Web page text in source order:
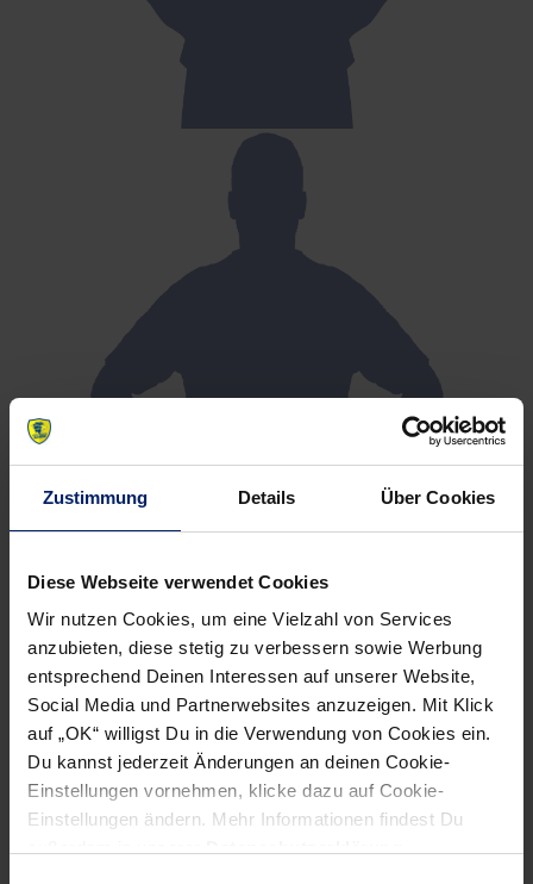
Zustimmung Details Über Cookies
Diese Webseite verwendet Cookies
Wir nutzen Cookies, um eine Vielzahl von Services
anzubieten, diese stetig zu verbessern sowie Werbung
entsprechend Deinen Interessen auf unserer Website,
Social Media und Partnerwebsites anzuzeigen. Mit Klick
auf „OK“ willigst Du in die Verwendung von Cookies ein.
Du kannst jederzeit Änderungen an deinen Cookie-
Einstellungen vornehmen, klicke dazu auf Cookie-
Einstellungen ändern. Mehr Informationen findest Du